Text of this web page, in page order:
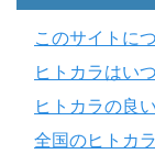
このサイトに
ヒトカラはい
ヒトカラの良
全国のヒトカ